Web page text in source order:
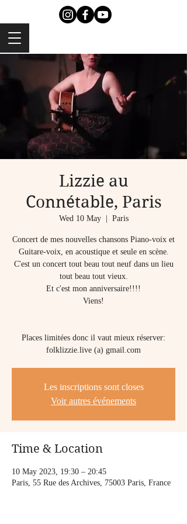
Lizzie au
Connétable, Paris
Wed 10 May
  |
Paris
Concert de mes nouvelles chansons Piano-voix et
Guitare-voix, en acoustique et seule en scène.
C'est un concert tout beau tout neuf dans un lieu
tout beau tout vieux.
Et c'est mon anniversaire!!!!
Viens!
Places limitées donc il vaut mieux réserver:
folklizzie.live (a) gmail.com
Les inscriptions sont closes
Voir autres événements
Time & Location
10 May 2023, 19:30 – 20:45
Paris, 55 Rue des Archives, 75003 Paris, France